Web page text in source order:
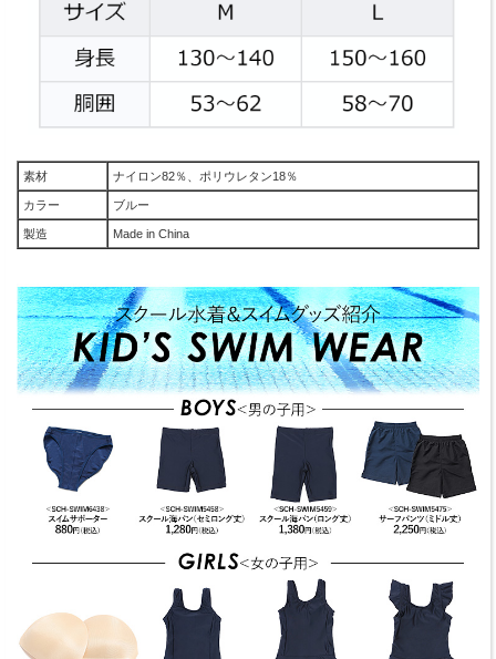
素材 ナイロン82％、ポリウレタン18％
カラー ブルー
製造 Made in China